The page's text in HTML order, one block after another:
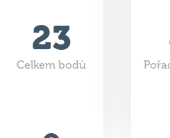
23
Celkem bodů